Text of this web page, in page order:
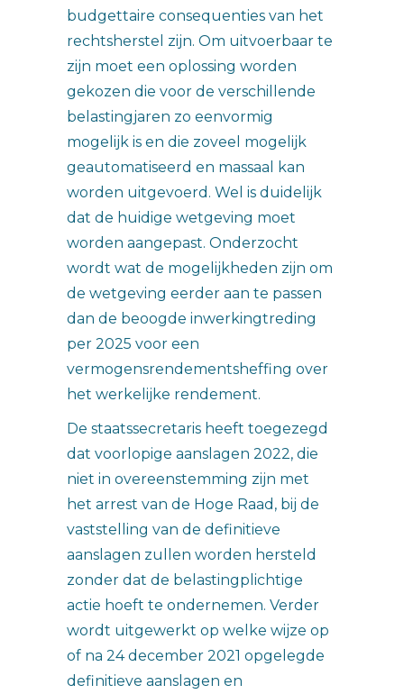
budgettaire consequenties van het
rechtsherstel zijn. Om uitvoerbaar te
zijn moet een oplossing worden
gekozen die voor de verschillende
belastingjaren zo eenvormig
mogelijk is en die zoveel mogelijk
geautomatiseerd en massaal kan
worden uitgevoerd. Wel is duidelijk
dat de huidige wetgeving moet
worden aangepast. Onderzocht
wordt wat de mogelijkheden zijn om
de wetgeving eerder aan te passen
dan de beoogde inwerkingtreding
per 2025 voor een
vermogensrendementsheffing over
het werkelijke rendement.
De staatssecretaris heeft toegezegd
dat voorlopige aanslagen 2022, die
niet in overeenstemming zijn met
het arrest van de Hoge Raad, bij de
vaststelling van de definitieve
aanslagen zullen worden hersteld
zonder dat de belastingplichtige
actie hoeft te ondernemen. Verder
wordt uitgewerkt op welke wijze op
of na 24 december 2021 opgelegde
definitieve aanslagen en